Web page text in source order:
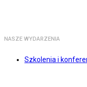
NASZE WYDARZENIA
Szkolenia i